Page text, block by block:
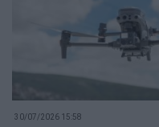
30/07/2026 15:58